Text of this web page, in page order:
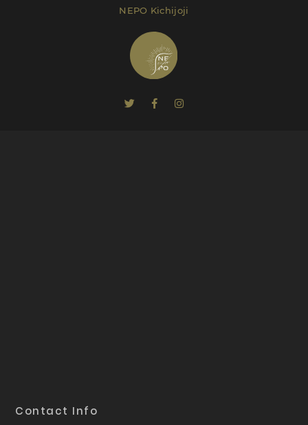
Send Message
NEPO Kichijoji
Contact Info